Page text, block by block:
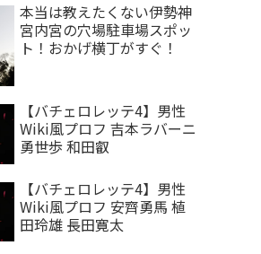
本当は教えたくない伊勢神
宮内宮の穴場駐車場スポッ
ト！おかげ横丁がすぐ！
【バチェロレッテ4】男性
Wiki風プロフ 吉本ラバーニ
勇世歩 和田叡
【バチェロレッテ4】男性
Wiki風プロフ 安齊勇馬 植
田玲雄 長田寛太